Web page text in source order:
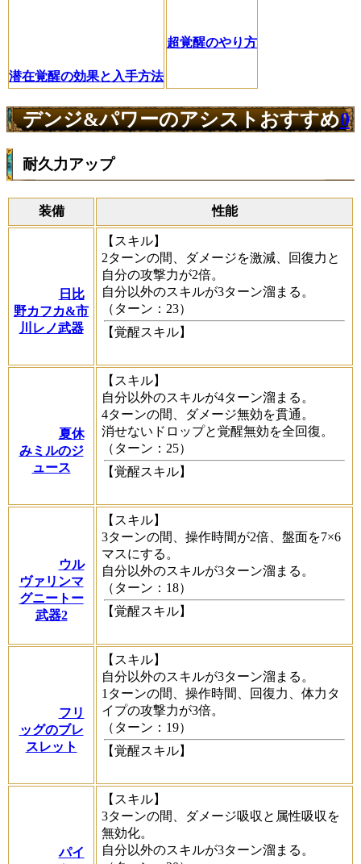
潜在覚醒の効果と入手方法
超覚醒のやり方
デンジ&パワーのアシストおすすめ0
耐久力アップ
装備 性能
日比
野カフカ&市
川レノ武器
【スキル】
2ターンの間、ダメージを激減、回復力と
自分の攻撃力が2倍。
自分以外のスキルが3ターン溜まる。
（ターン：23）
【覚醒スキル】
夏休
みミルのジ
ュース
【スキル】
自分以外のスキルが4ターン溜まる。
4ターンの間、ダメージ無効を貫通。
消せないドロップと覚醒無効を全回復。
（ターン：25）
【覚醒スキル】
ウル
ヴァリンマ
グニートー
武器2
【スキル】
3ターンの間、操作時間が2倍、盤面を7×6
マスにする。
自分以外のスキルが3ターン溜まる。
（ターン：18）
【覚醒スキル】
フリ
ッグのブレ
スレット
【スキル】
自分以外のスキルが3ターン溜まる。
1ターンの間、操作時間、回復力、体力タ
イプの攻撃力が3倍。
（ターン：19）
【覚醒スキル】
パイ
【スキル】
3ターンの間、ダメージ吸収と属性吸収を
無効化。
自分以外のスキルが3ターン溜まる。